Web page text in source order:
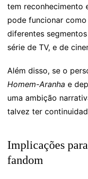
tem reconhecimento
pode funcionar
diferentes
série de TV, e de
Além disso, se o
Homem-Aranha e
uma ambição
talvez ter
Implicações
fandom